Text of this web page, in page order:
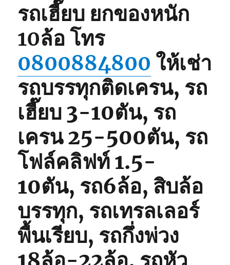
รถเฮี๊ยบ ยกของหนัก
10ล้อ โทร
0800884800 ให้เช่า
รถบรรทุกติดเครน, รถ
เฮี๊ยบ 3-10ตัน, รถ
เครน 25-500ตัน, รถ
โฟล์คลิฟท์ 1.5-
10ตัน, รถ6ล้อ, สิบล้อ
บรรทุก, รถเทรลเลอร์
พื้นเรียบ, รถกึ่งพ่วง